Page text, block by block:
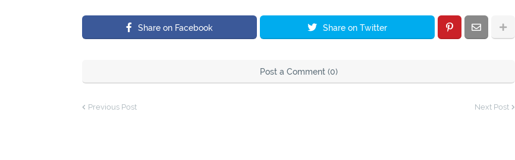
Share on Facebook Share on Twitter
Post a Comment (0)
Previous Post Next Post